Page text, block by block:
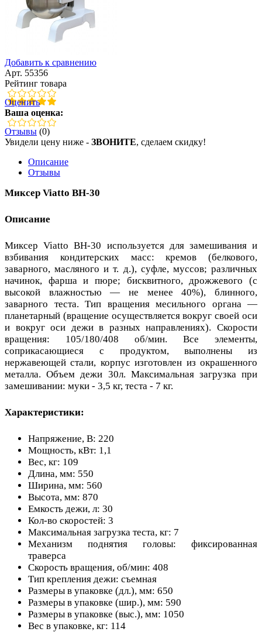
Добавить к сравнению
Арт. 55356
Рейтинг товара
Оценить
Ваша оценка:
Отзывы (0)
Увидели цену ниже - ЗВОНИТЕ, сделаем скидку!
Описание
Отзывы
Миксер Viatto BH-30
Описание
Миксер Viatto BH-30 используется для замешивания и
взбивания кондитерских масс: кремов (белкового,
заварного, масляного и т. д.), суфле, муссов; различных
начинок, фарша и пюре; бисквитного, дрожжевого (с
высокой влажностью — не менее 40%), блинного,
заварного теста. Тип вращения месильного органа —
планетарный (вращение осуществляется вокруг своей оси
и вокруг оси дежи в разных направлениях). Скорости
вращения: 105/180/408 об/мин. Все элементы,
соприкасающиеся с продуктом, выполнены из
нержавеющей стали, корпус изготовлен из окрашенного
металла. Объем дежи 30л. Максимальная загрузка при
замешивании: муки - 3,5 кг, теста - 7 кг.
Характеристики:
Напряжение, В: 220
Мощность, кВт: 1,1
Вес, кг: 109
Длина, мм: 550
Ширина, мм: 560
Высота, мм: 870
Емкость дежи, л: 30
Кол-во скоростей: 3
Максимальная загрузка теста, кг: 7
Механизм поднятия головы: фиксированная
траверса
Скорость вращения, об/мин: 408
Тип крепления дежи: съемная
Размеры в упаковке (дл.), мм: 650
Размеры в упаковке (шир.), мм: 590
Размеры в упаковке (выс.), мм: 1050
Вес в упаковке, кг: 114